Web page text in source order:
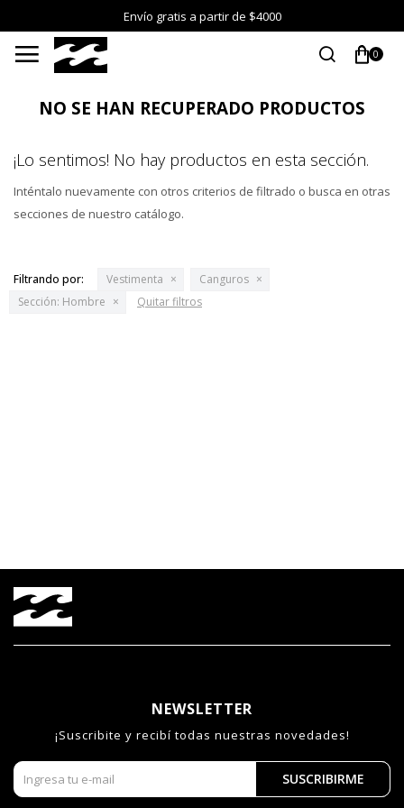
Envío gratis a partir de $4000
0

NO SE HAN RECUPERADO PRODUCTOS
¡Lo sentimos! No hay productos en esta sección.
Inténtalo nuevamente con otros criterios de filtrado o busca en otras
secciones de nuestro catálogo.
Filtrando por: Vestimenta
Canguros
Sección: Hombre Quitar filtros
NEWSLETTER
¡Suscribite y recibí todas nuestras novedades!
SUSCRIBIRME